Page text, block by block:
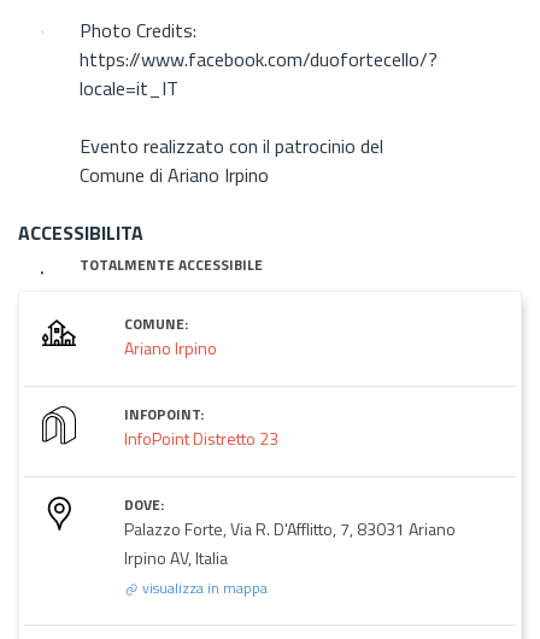
Photo Credits:
https://www.facebook.com/duofortecello/?
locale=it_IT
Evento realizzato con il patrocinio del
Comune di Ariano Irpino
ACCESSIBILITA
TOTALMENTE ACCESSIBILE
COMUNE:
Ariano Irpino
INFOPOINT:
InfoPoint Distretto 23
DOVE:
Palazzo Forte, Via R. D'Afflitto, 7, 83031 Ariano
Irpino AV, Italia
visualizza in mappa